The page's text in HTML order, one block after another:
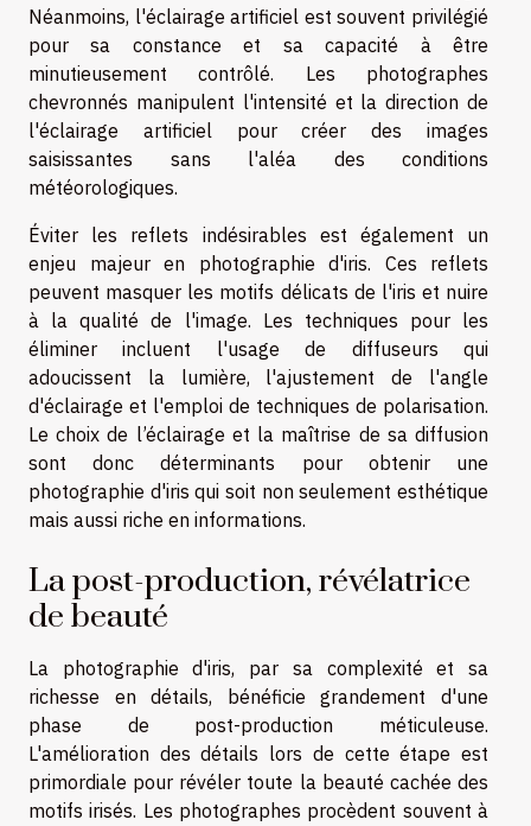
Néanmoins, l'éclairage artificiel est souvent privilégié
pour sa constance et sa capacité à être
minutieusement contrôlé. Les photographes
chevronnés manipulent l'intensité et la direction de
l'éclairage artificiel pour créer des images
saisissantes sans l'aléa des conditions
météorologiques.
Éviter les reflets indésirables est également un
enjeu majeur en photographie d'iris. Ces reflets
peuvent masquer les motifs délicats de l'iris et nuire
à la qualité de l'image. Les techniques pour les
éliminer incluent l'usage de diffuseurs qui
adoucissent la lumière, l'ajustement de l'angle
d'éclairage et l'emploi de techniques de polarisation.
Le choix de l’éclairage et la maîtrise de sa diffusion
sont donc déterminants pour obtenir une
photographie d'iris qui soit non seulement esthétique
mais aussi riche en informations.
La post-production, révélatrice
de beauté
La photographie d'iris, par sa complexité et sa
richesse en détails, bénéficie grandement d'une
phase de post-production méticuleuse.
L'amélioration des détails lors de cette étape est
primordiale pour révéler toute la beauté cachée des
motifs irisés. Les photographes procèdent souvent à